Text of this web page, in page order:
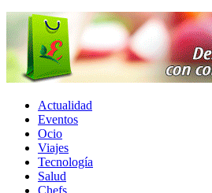
Actualidad
Eventos
Ocio
Viajes
Tecnología
Salud
Chefs